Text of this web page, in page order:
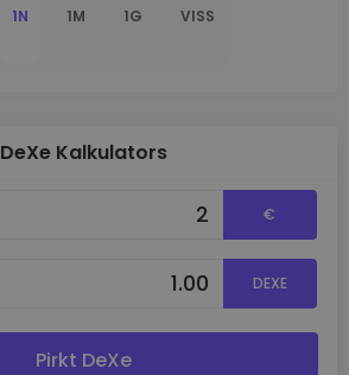
1N 1M 1G VISS
DeXe Kalkulators
€
DEXE
Pirkt DeXe